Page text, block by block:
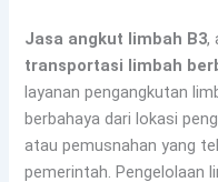
Jasa angkut limbah B3,
transportasi limbah
layanan pengangkutan
berbahaya dari lokasi
atau pemusnahan yang
pemerintah. Pengelolaan